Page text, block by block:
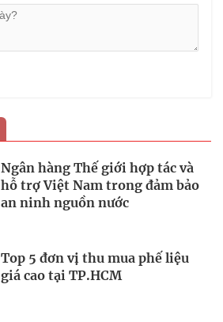
Ngân hàng Thế giới hợp tác và
hỗ trợ Việt Nam trong đảm bảo
an ninh nguồn nước
Top 5 đơn vị thu mua phế liệu
giá cao tại TP.HCM